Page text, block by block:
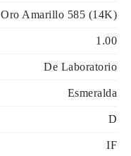
Oro Amarillo 585 (14K)
1.00
De Laboratorio
Esmeralda
D
IF